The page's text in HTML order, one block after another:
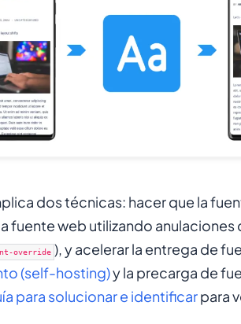
dos técnicas: hacer que la
fuente web utilizando
override ), y acelerar la entrega de
(self-hosting)y la precarga de
para solucionar e identificarpara